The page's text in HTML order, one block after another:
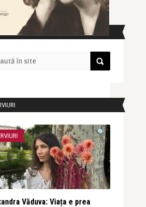
ÎN SITE
Văduva: Viața e prea